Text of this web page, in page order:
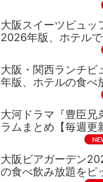
大阪スイーツビュッ
2026年版、ホテル
大阪・関西ランチビ
年版、ホテルの食べ
大河ドラマ『豊臣兄
ラムまとめ【毎週更
大阪ビアガーデン
の食べ飲み放題をピ